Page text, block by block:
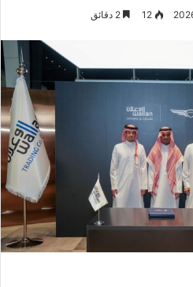
12